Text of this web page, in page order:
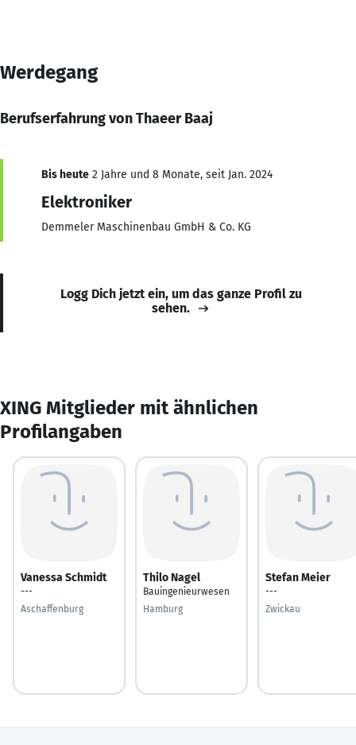
Werdegang
Berufserfahrung von Thaeer Baaj
Bis heute 2 Jahre und 8 Monate, seit Jan. 2024
Elektroniker
Demmeler Maschinenbau GmbH & Co. KG
Logg Dich jetzt ein, um das ganze Profil zu
sehen.
XING Mitglieder mit ähnlichen
Profilangaben
Vanessa Schmidt
---
Aschaffenburg
Thilo Nagel
Bauingenieurwesen
Hamburg
Stefan Meier
---
Zwickau